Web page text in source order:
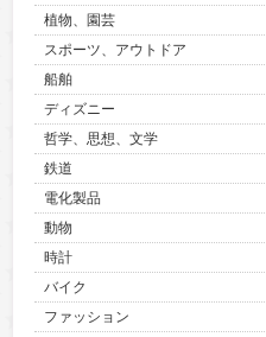
植物、園芸
スポーツ、アウトドア
船舶
ディズニー
哲学、思想、文学
鉄道
電化製品
動物
時計
バイク
ファッション